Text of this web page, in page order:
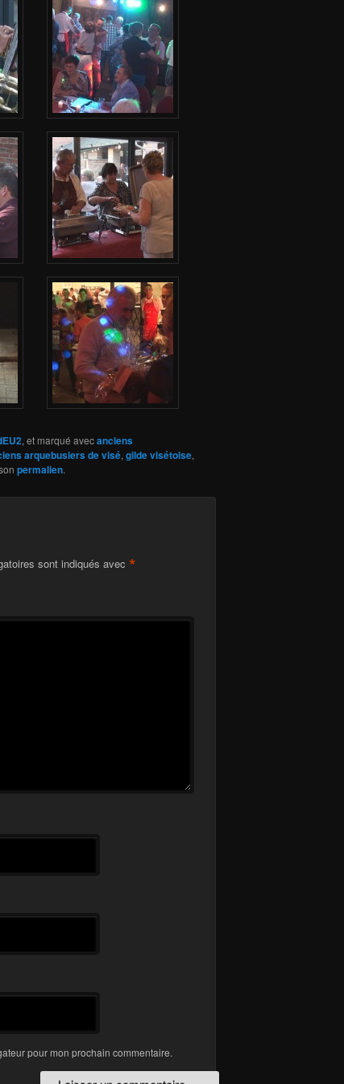
, et marqué avecanciens
arquebusiers de visé,gilde visétoise,
permalien.
sont indiqués avec *
pour mon prochain commentaire.